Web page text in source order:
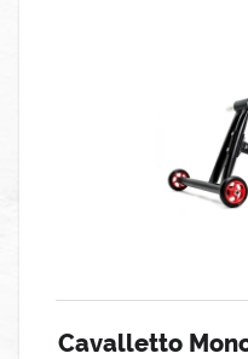
Cavalletto